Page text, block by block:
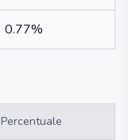
0.77%
Percentuale